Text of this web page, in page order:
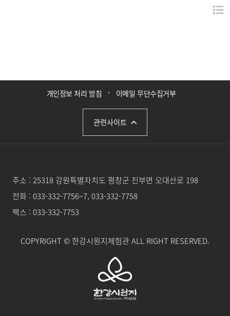
개인정보 처리 방침 이메일 무단수집거부
관련사이트
주소 :25318 강원특별자치도 평창군 진부면 오대산로 198
전화 :033-332-7756~7, 033-332-7758
팩스 : 033-332-7753
COPYRIGHT© 한강시원지체험관 ALL RIGHT RESERVED.